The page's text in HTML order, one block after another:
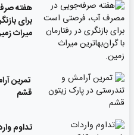
‌هفته
برای
میراث
تمرین
قشم
تداوم